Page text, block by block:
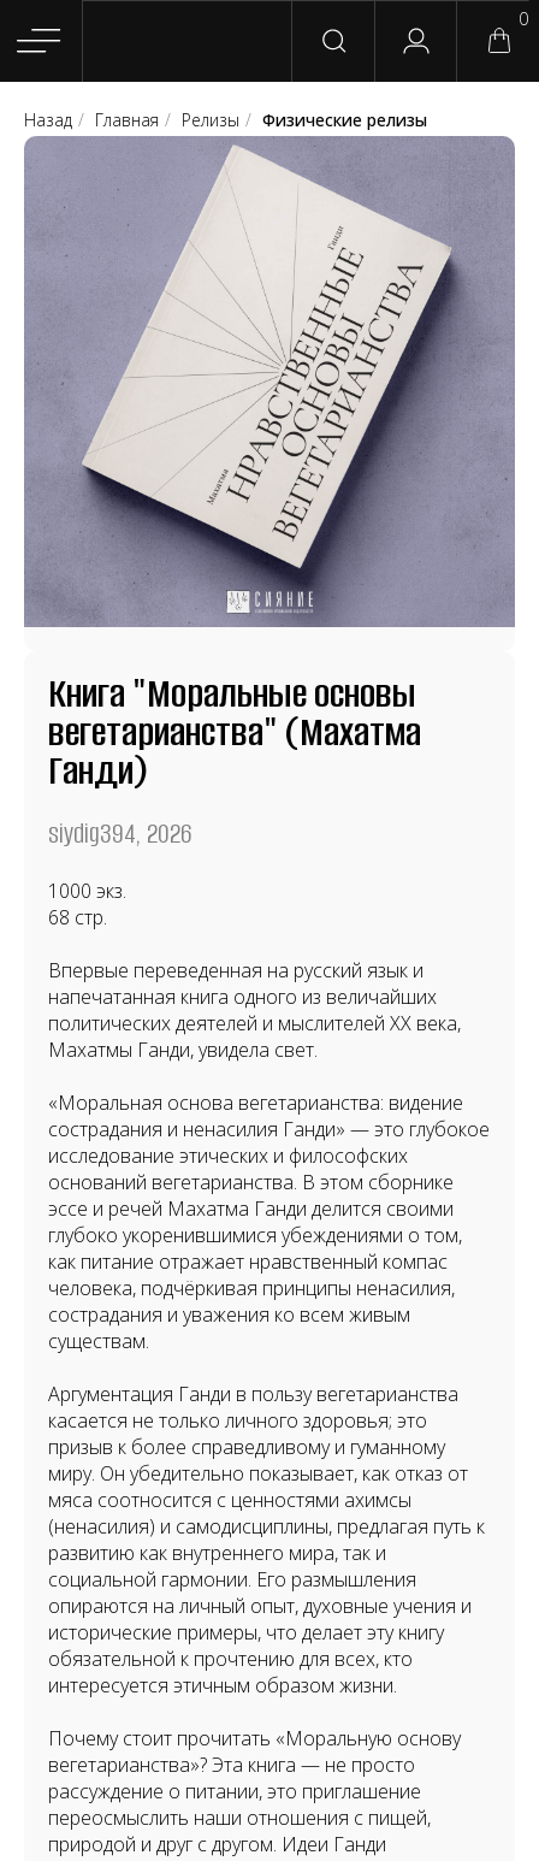
Главная Магазин Группы Релизы Плейлисты
Сотрудничество Для покупателей
Назад / Главная / Релизы / Физические релизы
Книга "Моральные основы
вегетарианства" (Махатма
Ганди)
siydig394, 2026
1000 экз.
68 стр.
Впервые переведенная на русский язык и
напечатанная книга одного из величайших
политических деятелей и мыслителей XX века,
Махатмы Ганди, увидела свет.
«Моральная основа вегетарианства: видение
сострадания и ненасилия Ганди» — это глубокое
исследование этических и философских
оснований вегетарианства. В этом сборнике
эссе и речей Махатма Ганди делится своими
глубоко укоренившимися убеждениями о том,
как питание отражает нравственный компас
человека, подчёркивая принципы ненасилия,
сострадания и уважения ко всем живым
существам.
Аргументация Ганди в пользу вегетарианства
касается не только личного здоровья; это
призыв к более справедливому и гуманному
миру. Он убедительно показывает, как отказ от
мяса соотносится с ценностями ахимсы
(ненасилия) и самодисциплины, предлагая путь к
развитию как внутреннего мира, так и
социальной гармонии. Его размышления
опираются на личный опыт, духовные учения и
исторические примеры, что делает эту книгу
обязательной к прочтению для всех, кто
интересуется этичным образом жизни.
Почему стоит прочитать «Моральную основу
вегетарианства»? Эта книга — не просто
рассуждение о питании, это приглашение
переосмыслить наши отношения с пищей,
природой и друг с другом. Идеи Ганди